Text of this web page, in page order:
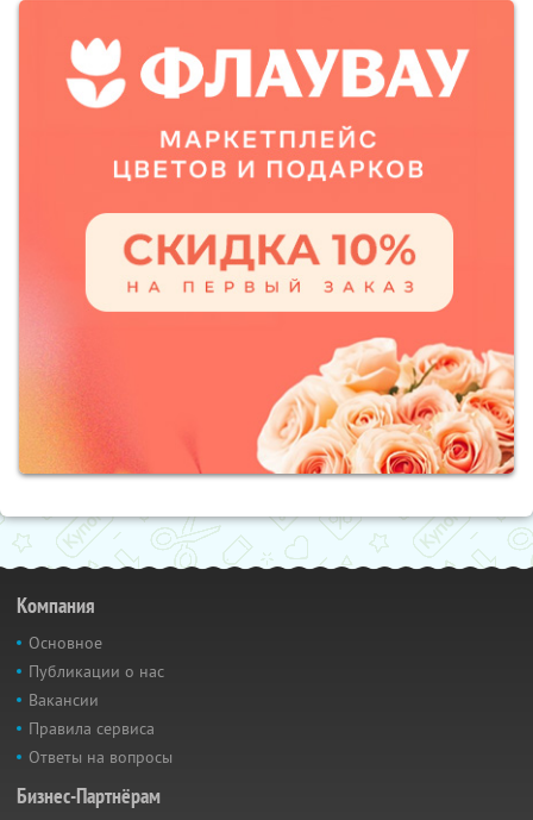
Компания
Основное
Публикации о нас
Вакансии
Правила сервиса
Ответы на вопросы
Бизнес-Партнёрам